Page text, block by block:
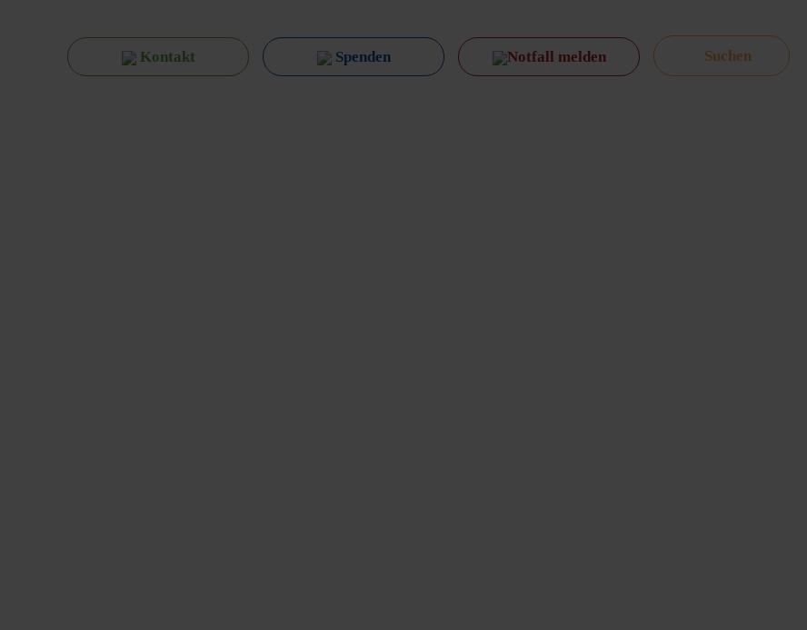
Kontakt Spenden Notfall melden